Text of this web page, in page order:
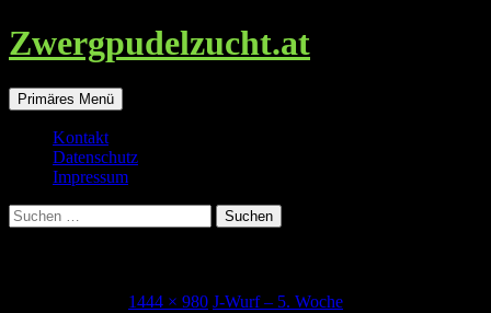
Zwergpudelzucht.at
Suchen
Primäres Menü Zum
Inhalt
Kontakt
Datenschutz
Impressum
Suchen
nach:
1444 × 980 J-Wurf – 5. Woche